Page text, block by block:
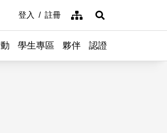
登入 註冊 網站導覽展開搜尋
學生專區 夥伴 認證